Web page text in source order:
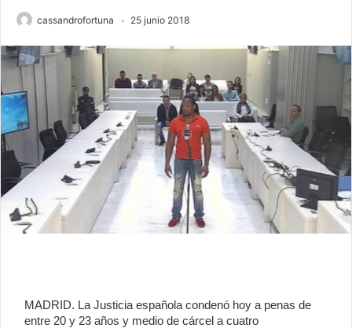
cassandrofortuna 25 junio 2018
MADRID. La Justicia española condenó hoy a penas de
entre 20 y 23 años y medio de cárcel a cuatro